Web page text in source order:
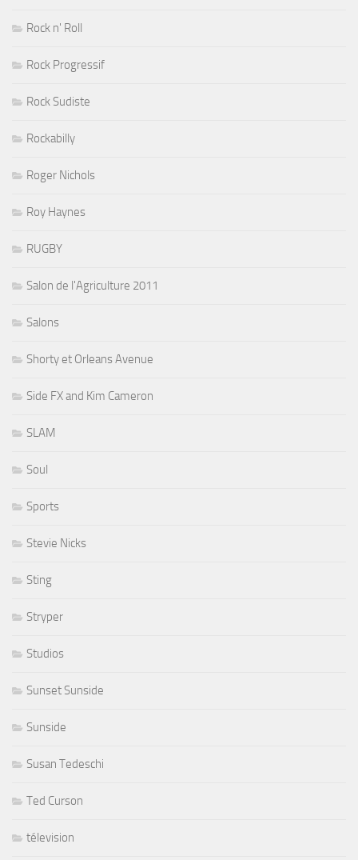
Rock n' Roll
Rock Progressif
Rock Sudiste
Rockabilly
Roger Nichols
Roy Haynes
RUGBY
Salon de l'Agriculture 2011
Salons
Shorty et Orleans Avenue
Side FX and Kim Cameron
SLAM
Soul
Sports
Stevie Nicks
Sting
Stryper
Studios
Sunset Sunside
Sunside
Susan Tedeschi
Ted Curson
télevision